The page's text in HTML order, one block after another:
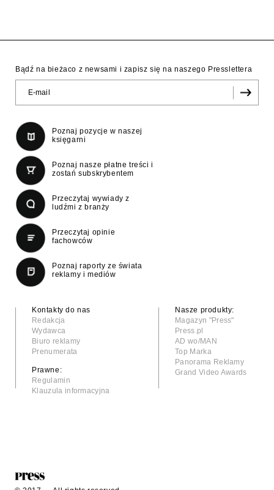
Bądź na bieżaco z newsami i zapisz się na naszego Presslettera
Poznaj pozycje w naszej
księgarni
Poznaj nasze płatne treści i
zostań subskrybentem
Przeczytaj wywiady z
ludźmi z branży
Przeczytaj opinie
fachowców
Poznaj raporty ze świata
reklamy i mediów
Kontakty do nas
Redakcja
Wydawca
Biuro reklamy
Prenumerata
Prawne:
Regulamin
Klauzula informacyjna
Nasze produkty:
Magazyn "Press"
Press.pl
AD wo/MAN
Top Marka
Panorama Reklamy
Grand Video Awards